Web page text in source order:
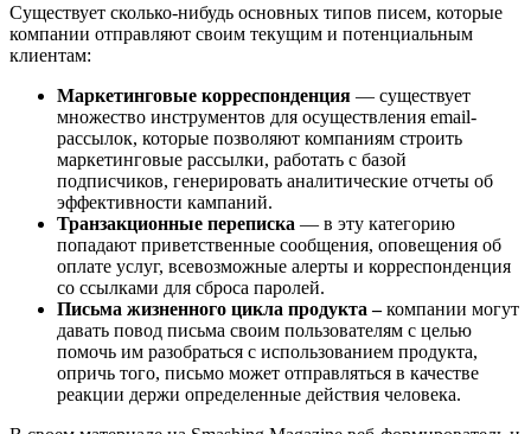
Существует сколько-нибудь основных типов писем, которые
компании отправляют своим текущим и потенциальным
клиентам:
Маркетинговые корреспонденция — существует
множество инструментов для осуществления email-
рассылок, которые позволяют компаниям строить
маркетинговые рассылки, работать с базой
подписчиков, генерировать аналитические отчеты об
эффективности кампаний.
Транзакционные переписка — в эту категорию
попадают приветственные сообщения, оповещения об
оплате услуг, всевозможные алерты и корреспонденция
со ссылками для сброса паролей.
Письма жизненного цикла продукта –компании могут
давать повод письма своим пользователям с целью
помочь им разобраться с использованием продукта,
опричь того, письмо может отправляться в качестве
реакции держи определенные действия человека.